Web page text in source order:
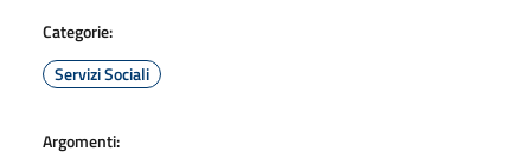
Categorie:
Servizi Sociali
Argomenti: